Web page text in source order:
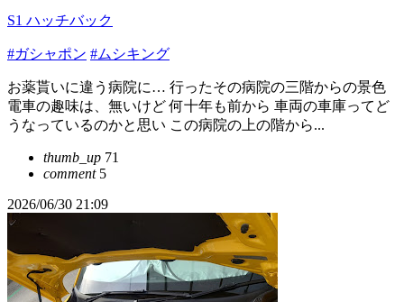
S1 ハッチバック
#ガシャポン #ムシキング
お薬貰いに違う病院に… 行ったその病院の三階からの景色
電車の趣味は、無いけど 何十年も前から 車両の車庫ってど
うなっているのかと思い この病院の上の階から...
thumb_up 71
comment5
2026/06/30 21:09